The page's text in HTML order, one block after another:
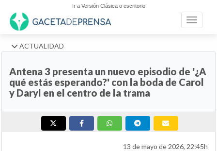
Ir a Versión Clásica o escritorio
Toggle
ACTUALIDAD
Antena 3 presenta un nuevo episodio de '¿A
qué estás esperando?' con la boda de Carol
y Daryl en el centro de la trama
13 de mayo de 2026, 22:45h